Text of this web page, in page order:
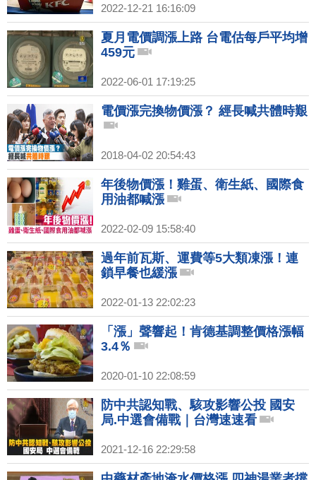
2022-12-21 16:16:09
夏月電價調漲上路 台電估每戶平均增
459元
2022-06-01 17:19:25
電價漲完換物價漲？ 經長喊共體時艱
2018-04-02 20:54:43
年後物價漲！雞蛋、衛生紙、國際食
用油都喊漲
2022-02-09 15:58:40
過年前瓦斯、運費等5大類凍漲！連
鎖早餐也緩漲
2022-01-13 22:02:23
「漲」聲響起！肯德基調整價格漲幅
3.4％
2020-01-10 22:08:59
防中共認知戰、駭攻影響公投 國安
局.中選會備戰｜台灣速速看
2021-12-16 22:29:58